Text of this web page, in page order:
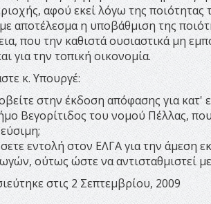
αφού εκεί λόγω της ποιότητας
αποτέλεσμα η υποβάθμιση της
που την καθιστά ουσιαστικά μη
για την τοπική οικονομία.
κ. Υπουργέ:
στην έκδοση απόφασης για
Βεγορίτιδος του νομού Πέλλας,
εντολή στον ΕΛΓΑ για την άμεση
ούτως ώστε να αντισταθμιστεί
στις 2 Σεπτεμβρίου, 2009